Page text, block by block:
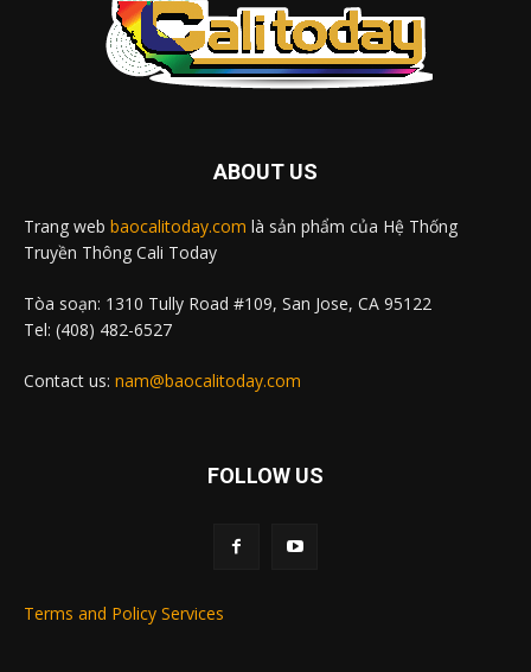
ABOUT US
Trang web baocalitoday.com là sản phẩm của Hệ Thống
Truyền Thông Cali Today
Tòa soạn: 1310 Tully Road #109, San Jose, CA 95122
Tel: (408) 482-6527
Contact us: nam@baocalitoday.com
FOLLOW US
Terms and Policy Services